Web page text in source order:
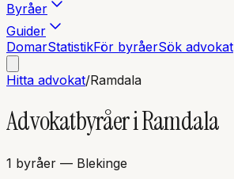
Byråer
Guider
DomarStatistikFör byråerSök advokat
Hitta advokat/Ramdala
Advokatbyråer iRamdala
1 byråer — Blekinge